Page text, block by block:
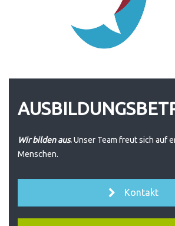
Wir bilden aus.Unser Team freut sich auf
Menschen.
Kontakt